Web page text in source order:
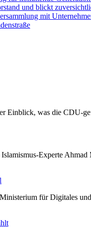
und blickt
mit
Einblick, was die CDU-
Experte
für Digitales